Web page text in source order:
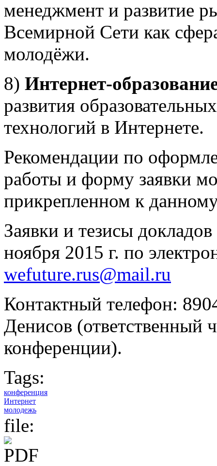
менеджмент и развитие
Всемирной Сети как
молодёжи.
8) Интернет-
развития
технологий в Интернете.
Рекомендации по
работы и форму заявки
прикрепленном к
Заявки и тезисы
ноября 2015 г. по
wefuture.rus@mail.ru
Контактный телефон:
Денисов (ответственный
конференции).
Tags:
конференция
Интернет
молодежь
file: